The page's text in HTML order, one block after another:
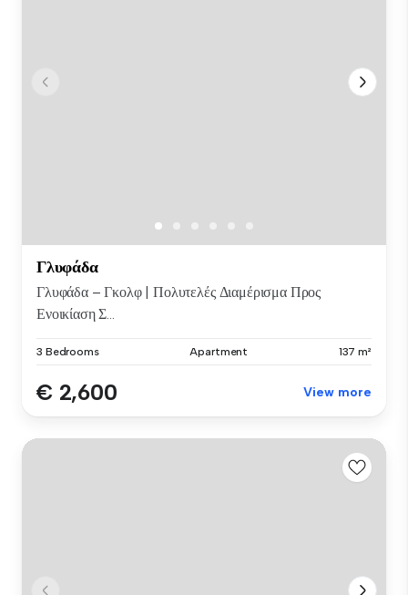
Γλυφάδα
Γλυφάδα – Γκολφ | Πολυτελές Διαμέρισμα Προς
Ενοικίαση Σ...
3 Bedrooms Apartment 137 m²
€ 2,600 View more